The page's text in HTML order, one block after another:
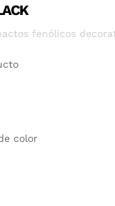
fenólicos
color